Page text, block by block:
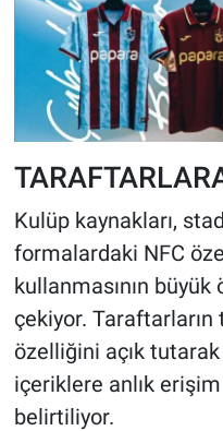
Kulüp kaynakları,
formalardaki NFC
kullanmasının büyük
çekiyor. Taraftarların
özelliğini açık
içeriklere anlık
belirtiliyor.